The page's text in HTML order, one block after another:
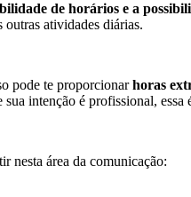
de horários e a
atividades diárias.
pode te proporcionarhoras
sua intenção é profissional,
nesta área da comunicação: